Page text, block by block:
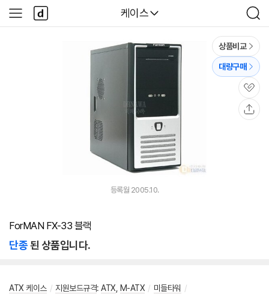
다나와
케이스
검
색
사
이
다
나
와
상품비교
대량구매
관
심
등록월 2005.10.
ForMAN FX-33 블랙
단종된 상품입니다.
ATX 케이스 / 지원보드규격: ATX M-ATX / 미들타워 /